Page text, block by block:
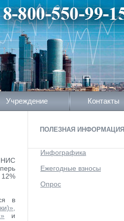
Учреждение Контакты
НИС
в
и
ПОЛЕЗНАЯ ИНФОРМАЦИЯ
Инфографика
Ежегодные взносы
Опрос